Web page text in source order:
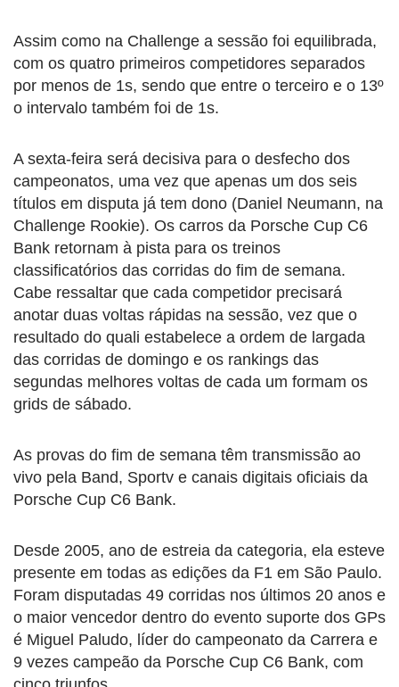
Assim como na Challenge a sessão foi equilibrada,
com os quatro primeiros competidores separados
por menos de 1s, sendo que entre o terceiro e o 13º
o intervalo também foi de 1s.
A sexta-feira será decisiva para o desfecho dos
campeonatos, uma vez que apenas um dos seis
títulos em disputa já tem dono (Daniel Neumann, na
Challenge Rookie). Os carros da Porsche Cup C6
Bank retornam à pista para os treinos
classificatórios das corridas do fim de semana.
Cabe ressaltar que cada competidor precisará
anotar duas voltas rápidas na sessão, vez que o
resultado do quali estabelece a ordem de largada
das corridas de domingo e os rankings das
segundas melhores voltas de cada um formam os
grids de sábado.
As provas do fim de semana têm transmissão ao
vivo pela Band, Sportv e canais digitais oficiais da
Porsche Cup C6 Bank.
Desde 2005, ano de estreia da categoria, ela esteve
presente em todas as edições da F1 em São Paulo.
Foram disputadas 49 corridas nos últimos 20 anos e
o maior vencedor dentro do evento suporte dos GPs
é Miguel Paludo, líder do campeonato da Carrera e
9 vezes campeão da Porsche Cup C6 Bank, com